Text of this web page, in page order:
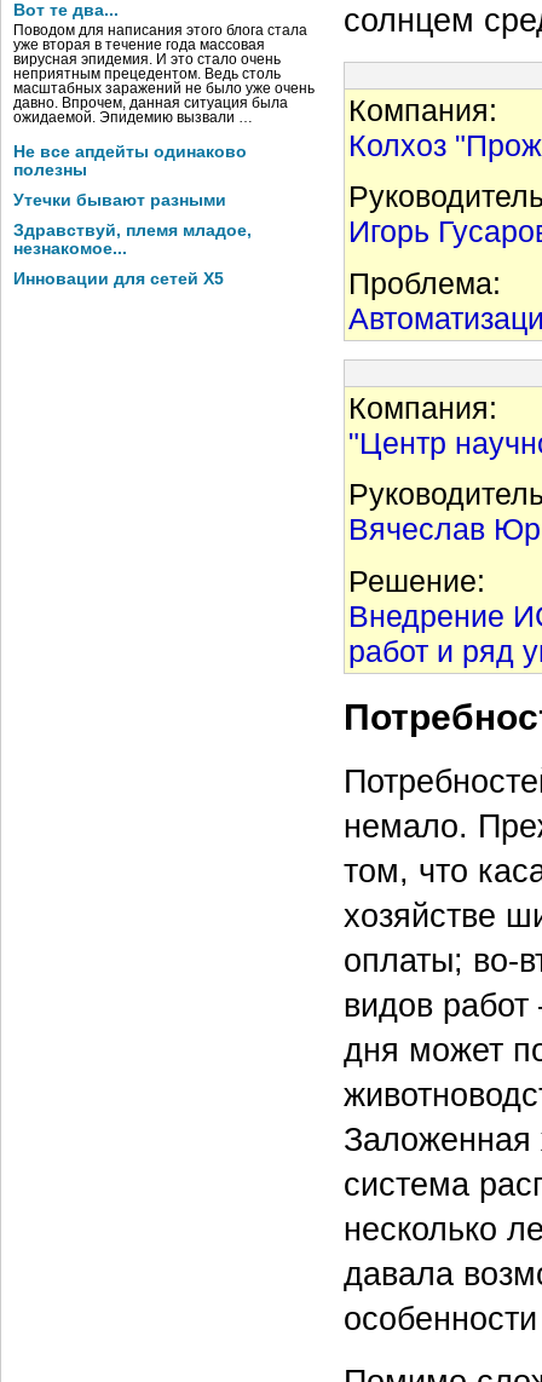
Вот те два...
Поводом для написания этого блога стала
уже вторая в течение года массовая
вирусная эпидемия. И это стало очень
неприятным прецедентом. Ведь столь
масштабных заражений не было уже очень
давно. Впрочем, данная ситуация была
ожидаемой. Эпидемию вызвали …
Не все апдейты одинаково
полезны
Утечки бывают разными
Здравствуй, племя младое,
незнакомое...
Инновации для сетей X5
солнцем
Компания:
Колхоз
Игорь
Проблема:
Компания:
"Центр
Вячеслав
Решение:
Внедрение
работ и ряд
немало.
том, что
хозяйстве
оплаты; во-
видов
дня может
Заложенная
система
несколько
давала